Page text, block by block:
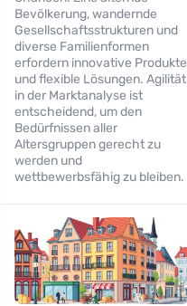
Bevölkerung, wandernde
Gesellschaftsstrukturen und
diverse Familienformen
erfordern innovative Produkte
und flexible Lösungen. Agilität
in der Marktanalyse ist
entscheidend, um den
Bedürfnissen aller
Altersgruppen gerecht zu
werden und
wettbewerbsfähig zu bleiben.